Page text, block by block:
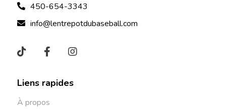
450-654-3343
info@lentrepotdubaseball.com
Liens rapides
À propos